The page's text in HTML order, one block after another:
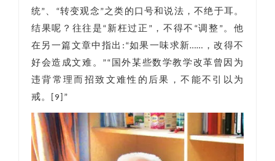
统”、“转变观念”之类的口号和说法，不绝于耳。
结果呢？往往是“新枉过正”，不得不“调整”。他
在另一篇文章中指出:“如果一味求新……，改得不
好会造成文难。”“国外某些数学教学改革曾因为
违背常理而招致文难性的后果，不能不引以为
戒。[9]”